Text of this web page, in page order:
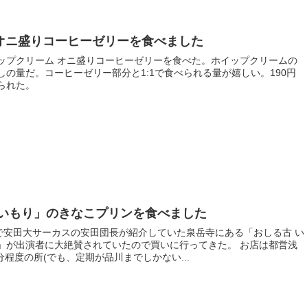
ニ盛りコーヒーゼリーを食べました
プクリーム オニ盛りコーヒーゼリーを食べた。ホイップクリームの
の量だ。コーヒーゼリー部分と1:1で食べられる量が嬉しい。190円
れた。
もり」のきなこプリンを食べました
田大サーカスの安田団長が紹介していた泉岳寺にある「おしる古 い
が出演者に大絶賛されていたので買いに行ってきた。 お店は都営浅
度の所(でも、定期が品川までしかない...